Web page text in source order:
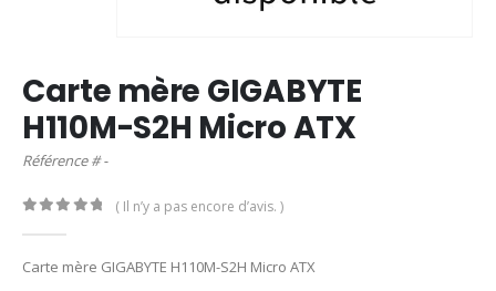
Carte mère GIGABYTE
H110M-S2H Micro ATX
Référence # -
( Il n’y a pas encore d’avis. )
Carte mère GIGABYTE H110M-S2H Micro ATX